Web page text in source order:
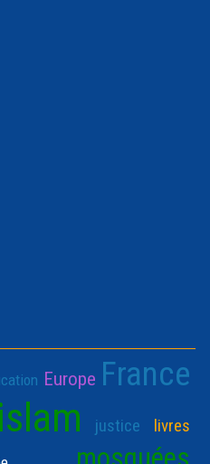
Europe France
islam justice livres